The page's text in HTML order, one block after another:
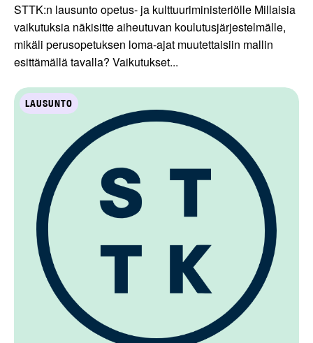
STTK:n lausunto opetus- ja kulttuuriministeriölle Millaisia
vaikutuksia näkisitte aiheutuvan koulutusjärjestelmälle,
mikäli perusopetuksen loma-ajat muutettaisiin mallin
esittämällä tavalla? Vaikutukset...
LAUSUNTO